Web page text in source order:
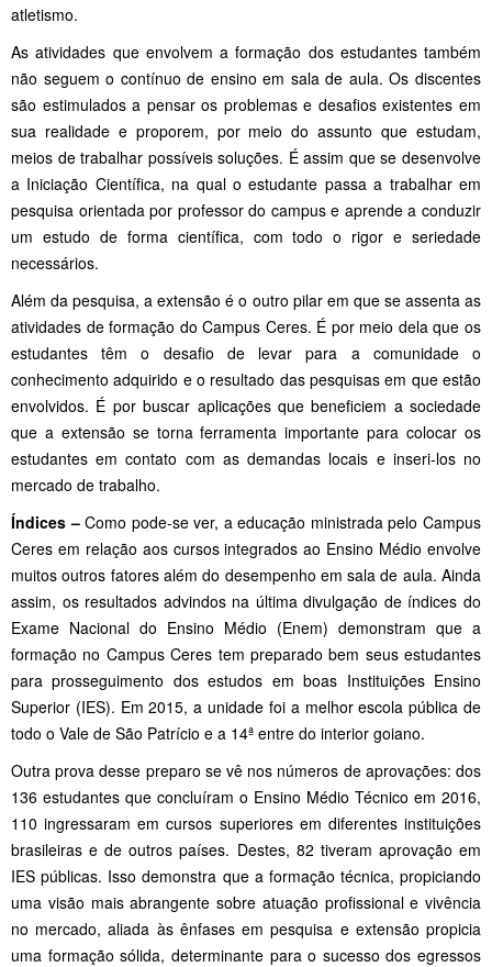
atletismo.
As atividades que envolvem a formação dos estudantes também
não seguem o contínuo de ensino em sala de aula. Os discentes
são estimulados a pensar os problemas e desafios existentes em
sua realidade e proporem, por meio do assunto que estudam,
meios de trabalhar possíveis soluções. É assim que se desenvolve
a Iniciação Científica, na qual o estudante passa a trabalhar em
pesquisa orientada por professor do campus e aprende a conduzir
um estudo de forma científica, com todo o rigor e seriedade
necessários.
Além da pesquisa, a extensão é o outro pilar em que se assenta as
atividades de formação do Campus Ceres. É por meio dela que os
estudantes têm o desafio de levar para a comunidade o
conhecimento adquirido e o resultado das pesquisas em que estão
envolvidos. É por buscar aplicações que beneficiem a sociedade
que a extensão se torna ferramenta importante para colocar os
estudantes em contato com as demandas locais e inseri-los no
mercado de trabalho.
Índices –Como pode-se ver, a educação ministrada pelo Campus
Ceres em relação aos cursos integrados ao Ensino Médio envolve
muitos outros fatores além do desempenho em sala de aula. Ainda
assim, os resultados advindos na última divulgação de índices do
Exame Nacional do Ensino Médio (Enem) demonstram que a
formação no Campus Ceres tem preparado bem seus estudantes
para prosseguimento dos estudos em boas Instituições Ensino
Superior (IES). Em 2015, a unidade foi a melhor escola pública de
todo o Vale de São Patrício e a 14ª entre do interior goiano.
Outra prova desse preparo se vê nos números de aprovações: dos
136 estudantes que concluíram o Ensino Médio Técnico em 2016,
110 ingressaram em cursos superiores em diferentes instituições
brasileiras e de outros países. Destes, 82 tiveram aprovação em
IES públicas. Isso demonstra que a formação técnica, propiciando
uma visão mais abrangente sobre atuação profissional e vivência
no mercado, aliada às ênfases em pesquisa e extensão propicia
uma formação sólida, determinante para o sucesso dos egressos